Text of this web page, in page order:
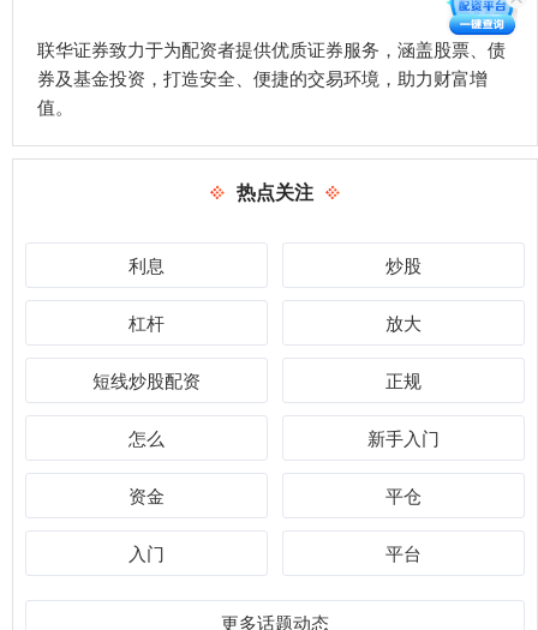
联华证券致力于为配资者提供优质证券服务，涵盖股票、债
券及基金投资，打造安全、便捷的交易环境，助力财富增
值。
热点关注
利息 炒股
杠杆 放大
短线炒股配资 正规
怎么 新手入门
资金 平仓
入门 平台
更多话题动态